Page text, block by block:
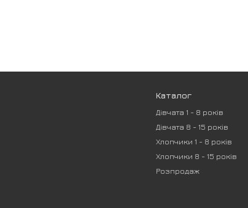
Каталог
Дівчата 1 - 8 років
Дівчата 8 - 15 років
Хлопчики 1 - 8 років
Хлопчики 8 - 15 років
Розпродаж